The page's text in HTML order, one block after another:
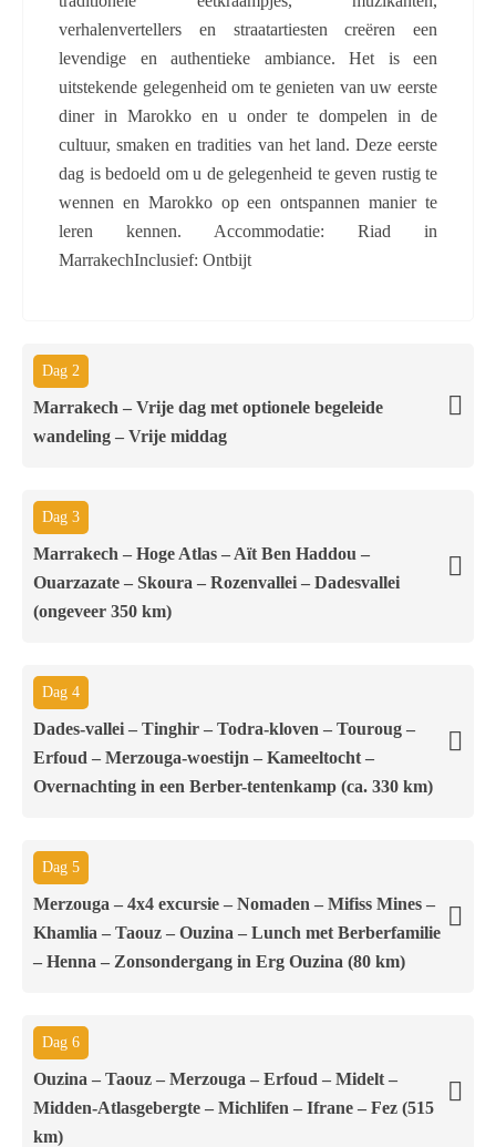
verhalenvertellers en straatartiesten creëren een
levendige en authentieke ambiance. Het is een
uitstekende gelegenheid om te genieten van uw eerste
diner in Marokko en u onder te dompelen in de
cultuur, smaken en tradities van het land. Deze eerste
dag is bedoeld om u de gelegenheid te geven rustig te
wennen en Marokko op een ontspannen manier te
leren kennen. Accommodatie: Riad in
MarrakechInclusief: Ontbijt
Dag 2
Marrakech – Vrije dag met optionele begeleide
wandeling – Vrije middag
Dag 3
Marrakech – Hoge Atlas – Aït Ben Haddou –
Ouarzazate – Skoura – Rozenvallei – Dadesvallei
(ongeveer 350 km)
Dag 4
Dades-vallei – Tinghir – Todra-kloven – Touroug –
Erfoud – Merzouga-woestijn – Kameeltocht –
Overnachting in een Berber-tentenkamp (ca. 330 km)
Dag 5
Merzouga – 4x4 excursie – Nomaden – Mifiss Mines –
Khamlia – Taouz – Ouzina – Lunch met Berberfamilie
– Henna – Zonsondergang in Erg Ouzina (80 km)
Dag 6
Ouzina – Taouz – Merzouga – Erfoud – Midelt –
Midden-Atlasgebergte – Michlifen – Ifrane – Fez (515
km)